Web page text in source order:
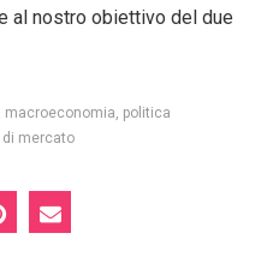
al nostro obiettivo del due
macroeconomia politica
di mercato